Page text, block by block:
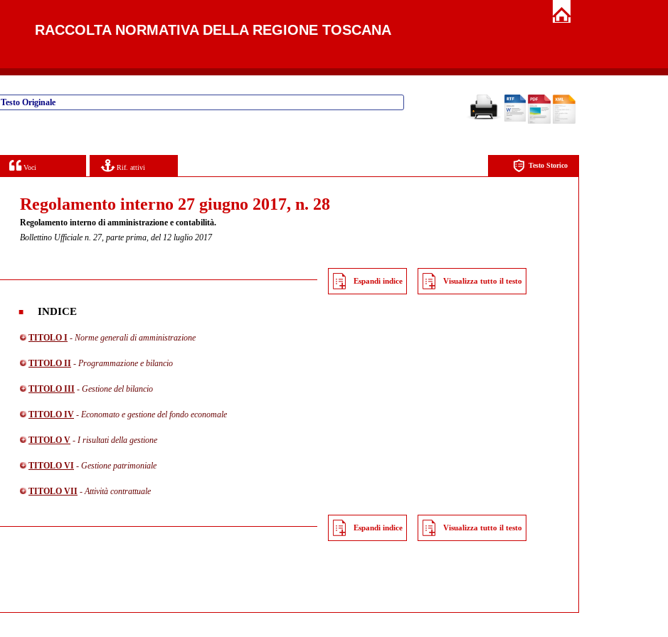
RACCOLTA NORMATIVA DELLA REGIONE TOSCANA
Testo Originale
Voci Rif. attivi Testo Storico
Regolamento interno 27 giugno 2017, n. 28
Regolamento interno di amministrazione e contabilità.
Bollettino Ufficiale n. 27, parte prima, del 12 luglio 2017
Espandi indice Visualizza tutto il testo
INDICE
TITOLO I - Norme generali di amministrazione
TITOLO II - Programmazione e bilancio
TITOLO III - Gestione del bilancio
TITOLO IV - Economato e gestione del fondo economale
TITOLO V - I risultati della gestione
TITOLO VI - Gestione patrimoniale
TITOLO VII - Attività contrattuale
Espandi indice Visualizza tutto il testo